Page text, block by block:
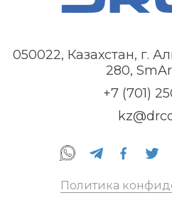
050022, Казахстан, г.
280,
+7 (701)
Политика